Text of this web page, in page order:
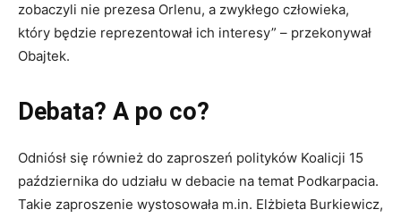
zobaczyli nie prezesa Orlenu, a zwykłego człowieka,
który będzie reprezentował ich interesy” – przekonywał
Obajtek.
Debata? A po co?
Odniósł się również do zaproszeń polityków Koalicji 15
października do udziału w debacie na temat Podkarpacia.
Takie zaproszenie wystosowała m.in. Elżbieta Burkiewicz,